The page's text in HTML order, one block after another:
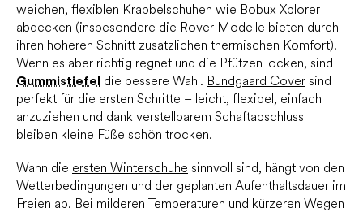
weichen, flexiblen Krabbelschuhen wie Bobux Xplorer
abdecken (insbesondere die Rover Modelle bieten durch
ihren höheren Schnitt zusätzlichen thermischen Komfort).
Wenn es aber richtig regnet und die Pfützen locken, sind
Gummistiefel die bessere Wahl. Bundgaard Cover sind
perfekt für die ersten Schritte – leicht, flexibel, einfach
anzuziehen und dank verstellbarem Schaftabschluss
bleiben kleine Füße schön trocken.
Wann die ersten Winterschuhe sinnvoll sind, hängt von den
Wetterbedingungen und der geplanten Aufenthaltsdauer im
Freien ab. Bei milderen Temperaturen und kürzeren Wegen